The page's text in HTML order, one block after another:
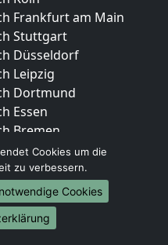
Frankfurt am Main
Stuttgart
Düsseldorf
Leipzig
Dortmund
Essen
Bremen
Dresden
Hannover
Nürnberg
Duisburg
Bochum
Cookies um die
zu verbessern.
Cookies